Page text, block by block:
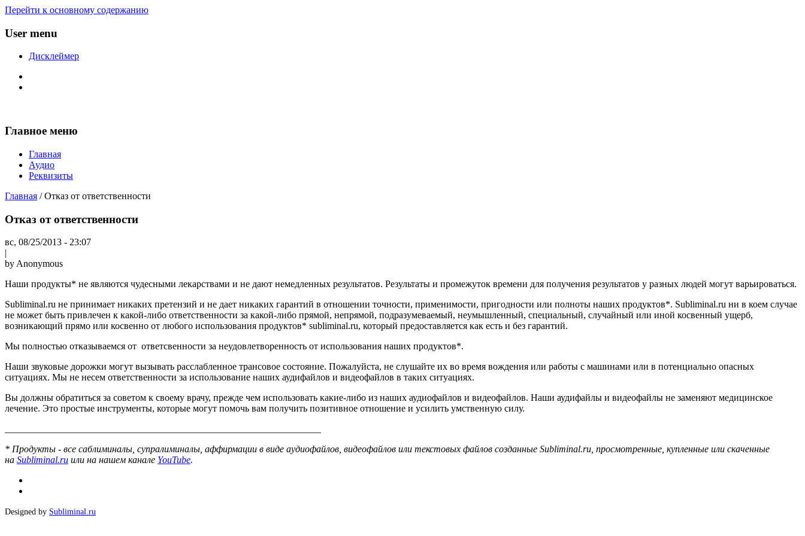
Перейти к основному содержанию
User menu
Дисклеймер
Главное меню
Главная
Аудио
Реквизиты
Главная / Отказ от ответственности
Отказ от ответственности
вс, 08/25/2013 - 23:07
|
by Anonymous
Наши продукты* не являются чудесными лекарствами и не дают немедленных результатов. Результаты и промежуток времени для получения результатов у разных людей могут варьироваться.
Subliminal.ru не принимает никаких претензий и не дает никаких гарантий в отношении точности, применимости, пригодности или полноты наших продуктов*. Subliminal.ru ни в коем случае
не может быть привлечен к какой-либо ответственности за какой-либо прямой, непрямой, подразумеваемый, неумышленный, специальный, случайный или иной косвенный ущерб,
возникающий прямо или косвенно от любого использования продуктов* subliminal.ru, который предоставляется как есть и без гарантий.
Мы полностью отказываемся от ответсвенности за неудовлетворенность от использования наших продуктов*.
Наши звуковые дорожки могут вызывать расслабленное трансовое состояние. Пожалуйста, не слушайте их во время вождения или работы с машинами или в потенциально опасных
ситуациях. Мы не несем ответственности за использование наших аудифайлов и видеофайлов в таких ситуациях.
Вы должны обратиться за советом к своему врачу, прежде чем использовать какие-либо из наших аудиофайлов и видеофайлов. Наши аудифайлы и видеофайлы не заменяют медицинское
лечение. Это простые инструменты, которые могут помочь вам получить позитивное отношение и усилить умственную силу.
* Продукты - все саблиминалы, супралиминалы, аффирмации в виде аудиофайлов, видеофайлов или текстовых файлов созданные Subliminal.ru, просмотренные, купленные или скаченные
на Subliminal.ru или на нашем канале YouTube.
Designed by Subliminal.ru